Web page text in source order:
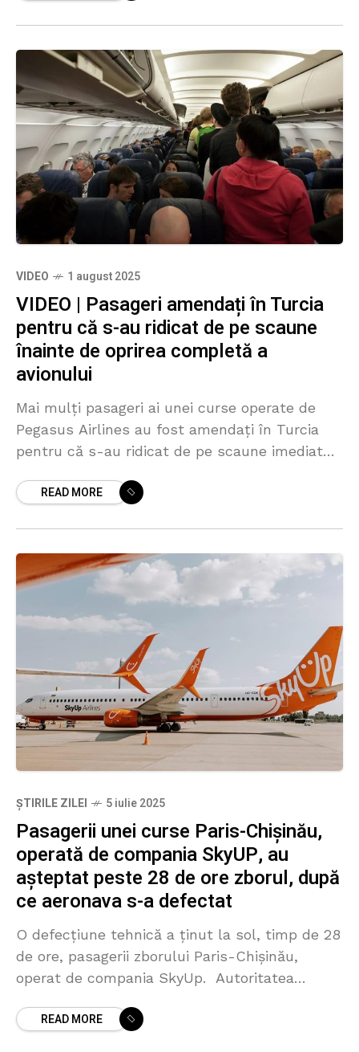
VIDEO 1 august 2025
VIDEO | Pasageri amendați în Turcia
pentru că s-au ridicat de pe scaune
înainte de oprirea completă a
avionului
Mai mulți pasageri ai unei curse operate de
Pegasus Airlines au fost amendați în Turcia
pentru că s-au ridicat de pe scaune imediat
instrucțiunile
READ MORE
ȘTIRILE ZILEI 5 iulie 2025
Pasagerii unei curse Paris-Chișinău,
operată de compania SkyUP, au
așteptat peste 28 de ore zborul, după
ce aeronava s-a defectat
O defecțiune tehnică a ținut la sol, timp de 28
de ore, pasagerii zborului Paris-Chișinău,
operat de compania SkyUp. Autoritatea
informată de către
READ MORE